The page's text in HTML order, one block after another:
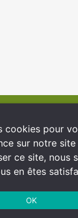
cookies pour
sur notre
ce site, nous
en êtes
OK
générales
des